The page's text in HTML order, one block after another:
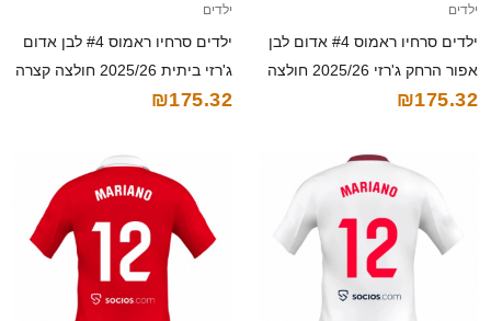
ילדים
ילדים סרחיו ראמוס #4 אדום לבן
אפור הרחק ג'רזי 2025/26 חולצה
קצרה
₪175.32
ילדים
ילדים סרחיו ראמוס #4 לבן אדום
ג'רזי ביתית 2025/26 חולצה קצרה
₪175.32